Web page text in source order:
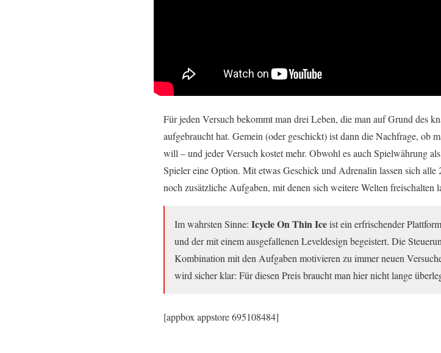
Für jeden Versuch bekommt man drei Leben, die man auf Grund des
aufgebraucht hat. Gemein (oder geschickt) ist dann die Nachfrage, ob
will – und jeder Versuch kostet mehr. Obwohl es auch Spielwährung
Spieler eine Option. Mit etwas Geschick und Adrenalin lassen sich
noch zusätzliche Aufgaben, mit denen sich weitere Welten freischalten
Im wahrsten Sinne: Icycle On Thin Iceist ein erfrischender
und der mit einem ausgefallenen Leveldesign begeistert. Die
Kombination mit den Aufgaben motivieren zu immer neuen
wird sicher klar: Für diesen Preis braucht man hier nicht lange
[appbox appstore 695108484]